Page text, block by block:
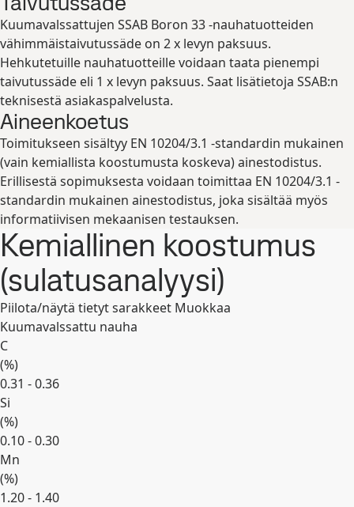
Kuumavalssattujen SSAB Boron 33 -nauhatuotteiden
vähimmäistaivutussäde on 2 x levyn paksuus.
Hehkutetuille nauhatuotteille voidaan taata pienempi
taivutussäde eli 1 x levyn paksuus. Saat lisätietoja SSAB:n
teknisestä asiakaspalvelusta.
Aineenkoetus
Toimitukseen sisältyy EN 10204/3.1 -standardin mukainen
(vain kemiallista koostumusta koskeva) ainestodistus.
Erillisestä sopimuksesta voidaan toimittaa EN 10204/3.1 -
standardin mukainen ainestodistus, joka sisältää myös
informatiivisen mekaanisen testauksen.
Kemiallinen koostumus
(sulatusanalyysi)
Piilota/näytä tietyt sarakkeet Muokkaa
Kuumavalssattu nauha
C
(%)
0.31 - 0.36
Si
(%)
0.10 - 0.30
Mn
(%)
1.20 - 1.40